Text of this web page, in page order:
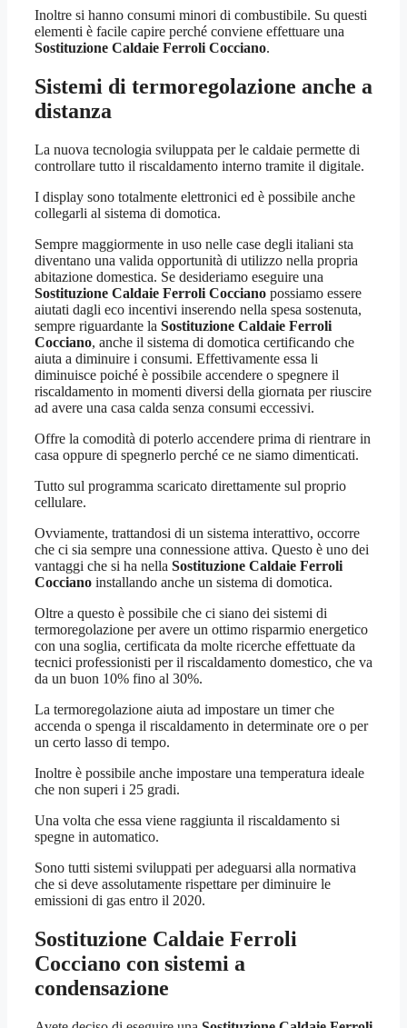
Inoltre si hanno consumi minori di combustibile. Su questi
elementi è facile capire perché conviene effettuare una
Sostituzione Caldaie Ferroli Cocciano.
Sistemi di termoregolazione anche a
distanza
La nuova tecnologia sviluppata per le caldaie permette di
controllare tutto il riscaldamento interno tramite il digitale.
I display sono totalmente elettronici ed è possibile anche
collegarli al sistema di domotica.
Sempre maggiormente in uso nelle case degli italiani sta
diventano una valida opportunità di utilizzo nella propria
abitazione domestica. Se desideriamo eseguire una
Sostituzione Caldaie Ferroli Cocciano possiamo essere
aiutati dagli eco incentivi inserendo nella spesa sostenuta,
sempre riguardante la Sostituzione Caldaie Ferroli
Cocciano, anche il sistema di domotica certificando che
aiuta a diminuire i consumi. Effettivamente essa li
diminuisce poiché è possibile accendere o spegnere il
riscaldamento in momenti diversi della giornata per riuscire
ad avere una casa calda senza consumi eccessivi.
Offre la comodità di poterlo accendere prima di rientrare in
casa oppure di spegnerlo perché ce ne siamo dimenticati.
Tutto sul programma scaricato direttamente sul proprio
cellulare.
Ovviamente, trattandosi di un sistema interattivo, occorre
che ci sia sempre una connessione attiva. Questo è uno dei
vantaggi che si ha nella Sostituzione Caldaie Ferroli
Cocciano installando anche un sistema di domotica.
Oltre a questo è possibile che ci siano dei sistemi di
termoregolazione per avere un ottimo risparmio energetico
con una soglia, certificata da molte ricerche effettuate da
tecnici professionisti per il riscaldamento domestico, che va
da un buon 10% fino al 30%.
La termoregolazione aiuta ad impostare un timer che
accenda o spenga il riscaldamento in determinate ore o per
un certo lasso di tempo.
Inoltre è possibile anche impostare una temperatura ideale
che non superi i 25 gradi.
Una volta che essa viene raggiunta il riscaldamento si
spegne in automatico.
Sono tutti sistemi sviluppati per adeguarsi alla normativa
che si deve assolutamente rispettare per diminuire le
emissioni di gas entro il 2020.
Sostituzione Caldaie Ferroli
Cocciano con sistemi a
condensazione